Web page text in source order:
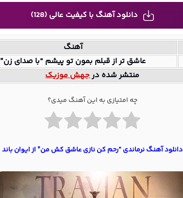
دانلود آهنگ با کیفیت عالی (128)
آهنگ
عاشق تر از قبلم بمون تو پیشم “با صدای زن”
منتشر شده درجهش موزیک
چه امتیازی به این آهنگ میدی؟
دانلود آهنگ نرماندی “رحم کن نازی عاشق کش من” از ایوان باند